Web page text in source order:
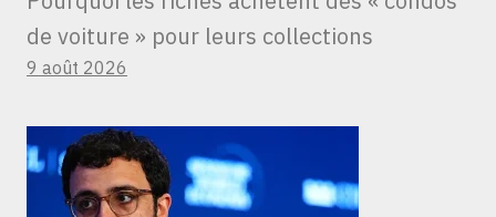
de voiture » ​​pour leurs collections
9 août 2026